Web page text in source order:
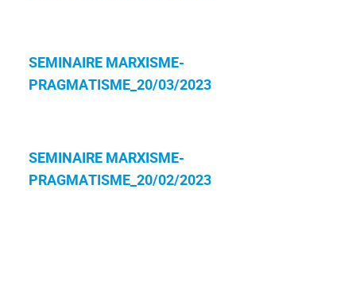
SEMINAIRE MARXISME-
PRAGMATISME_20/03/2023
SEMINAIRE MARXISME-
PRAGMATISME_20/02/2023